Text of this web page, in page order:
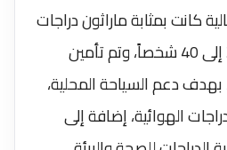
كانت بمثابة ماراثون دراجات
صغير شارك فيه نحو 35 إلى 40 شخصاً، وتم تأمين
دعم السياحة المحلية،
الهوائية، إضافة إلى